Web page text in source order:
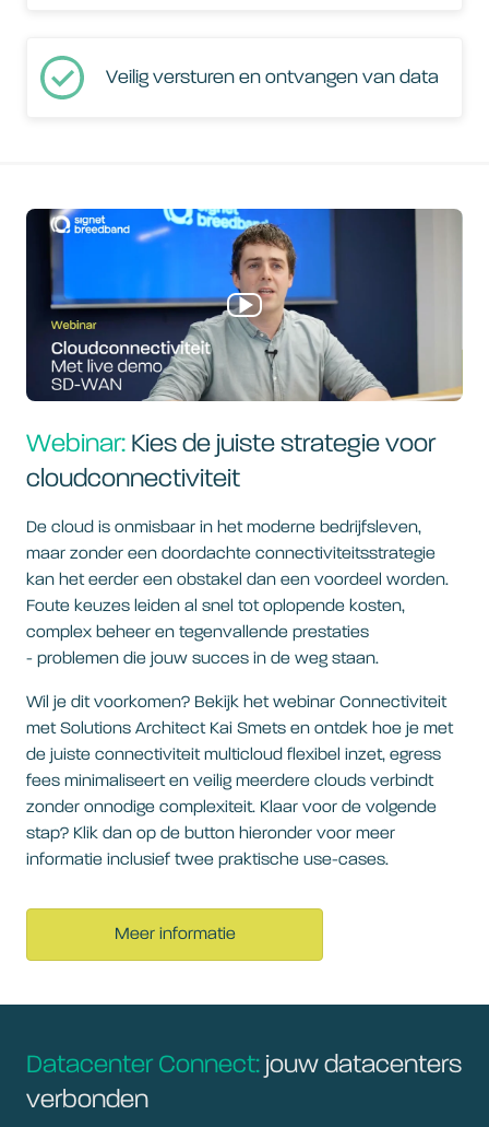
Veilig versturen en ontvangen van data
Webinar: Kies de juiste strategie voor
cloudconnectiviteit
De cloud is onmisbaar in het moderne bedrijfsleven,
maar zonder een doordachte connectiviteitsstrategie
kan het eerder een obstakel dan een voordeel worden.
Foute keuzes leiden al snel tot oplopende kosten,
complex beheer en tegenvallende prestaties
- problemen die jouw succes in de weg staan.
Wil je dit voorkomen? Bekijk het webinar Connectiviteit
met Solutions Architect Kai Smets en ontdek hoe je met
de juiste connectiviteit multicloud flexibel inzet, egress
fees minimaliseert en veilig meerdere clouds verbindt
zonder onnodige complexiteit. Klaar voor de volgende
stap? Klik dan op de button hieronder voor meer
informatie inclusief twee praktische use-cases.
Meer informatie
Datacenter Connect: jouw datacenters
verbonden